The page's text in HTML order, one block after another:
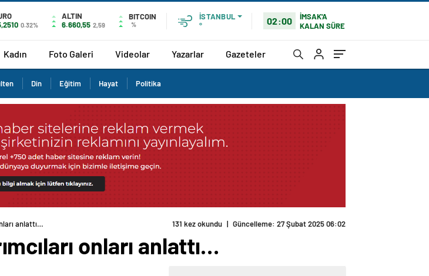
0.32%
ALTIN
6.660,55 2,59
BITCOIN
%
İSTANBUL
°
02:00
İMSAK'A
KALAN SÜRE
Kadın Foto Galeri Videolar Yazarlar Gazeteler
Din Eğitim Hayat Politika
anlattı… 131 kez okundu | Güncelleme: 27 Şubat 2025 06:02
onları anlattı…